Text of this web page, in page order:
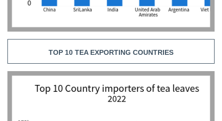
TOP 10 TEA EXPORTING COUNTRIES